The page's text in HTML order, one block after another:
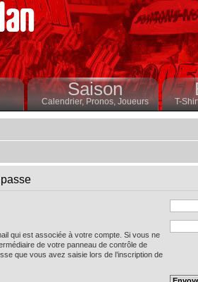
Saison
Calendrier,Pronos, Joueurs T-
qui est associée à votre compte. Si vous ne
de votre panneau de contrôle de
que vous avez saisie lors de l’inscription de